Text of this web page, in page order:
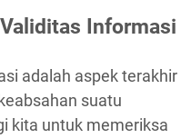
Informasi
adalah aspek terakhir
suatu
kita untuk memeriksa